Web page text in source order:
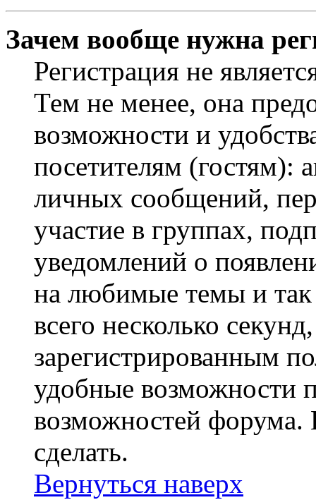
Зачем вообще нужна
Регистрация не
Тем не менее, она
возможности и
посетителям (гостям):
личных сообщений,
участие в группах,
уведомлений о
на любимые темы и так
всего несколько
зарегистрированным
удобные возможности
возможностей
сделать.
Вернуться наверх